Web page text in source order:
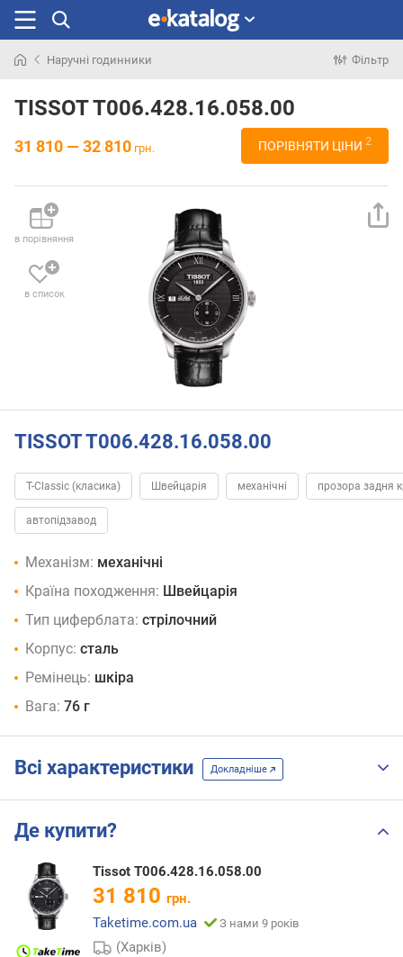
раніше
Наручні годинники Фільтр
TISSOT T006.428.16.058.00
31 810 — 32 810 грн. ПОРІВНЯТИ ЦІНИ 2
в порівняння
в список
TISSOT T006.428.16.058.00
T-Classic (класика) Швейцарія механічні прозора задня
автопідзавод
Механізм: механічні
Країна походження: Швейцарія
Тип циферблата: стрілочний
Корпус: сталь
Ремінець: шкіра
Вага: 76 г
Всі характеристики Докладніше
Де купити?
Tissot T006.428.16.058.00
31 810 грн.
Taketime.com.ua
З нами 9 років
(Харків)